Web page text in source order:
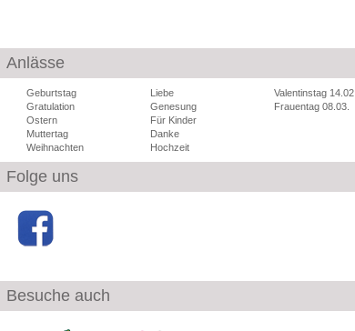
Anlässe
Geburtstag
Gratulation
Ostern
Muttertag
Weihnachten
Liebe
Genesung
Für Kinder
Danke
Hochzeit
Valentinstag 14.02.
Frauentag 08.03.
Folge uns
Besuche auch